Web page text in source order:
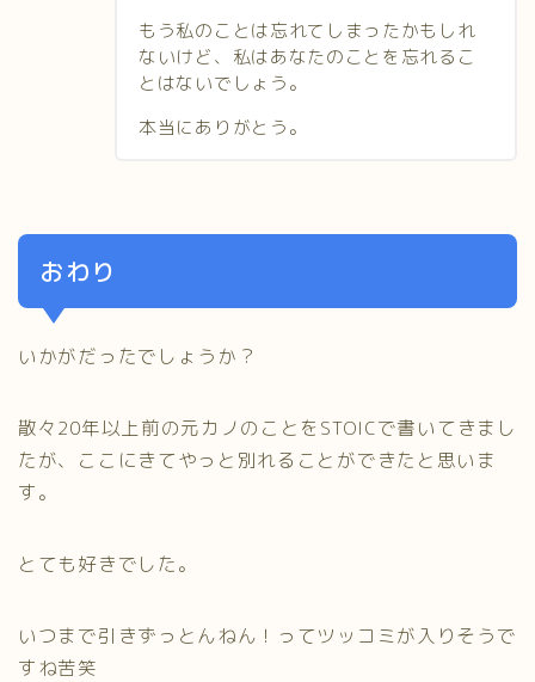
もう私のことは忘れてしまったかもしれ
ないけど、私はあなたのことを忘れるこ
とはないでしょう。
本当にありがとう。
おわり
いかがだったでしょうか？
散々20年以上前の元カノのことをSTOICで書いてきまし
たが、ここにきてやっと別れることができたと思いま
す。
とても好きでした。
いつまで引きずっとんねん！ってツッコミが入りそうで
すね苦笑